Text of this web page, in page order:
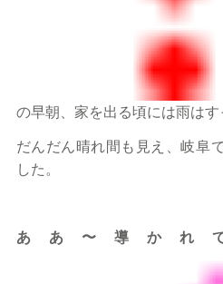
の早朝、家を出る頃には雨はす
だんだん晴れ間も見え、岐阜
した。
ああ〜導かれ